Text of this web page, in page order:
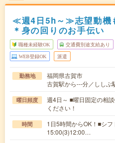
≪週4日5h～≫志望動機
＊身の回りのお手伝い
職種未経験OK 交通費別途支給あり
WEB登録OK 派遣
勤務地
福岡県古賀市
古賀駅から---分／ししぶ
曜日頻度
週4日～ ■曜日固定の相
ください！
時間
1日5時間からOK！■シ
15:00(3)12:00…